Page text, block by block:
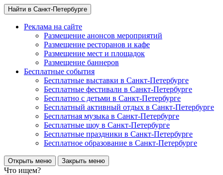
Найти в Санкт-Петербурге
Реклама на сайте
Размещение анонсов мероприятий
Размещение ресторанов и кафе
Размещение мест и площадок
Размещение баннеров
Бесплатные события
Бесплатные выставки в Санкт-Петербурге
Бесплатные фестивали в Санкт-Петербурге
Бесплатно с детьми в Санкт-Петербурге
Бесплатный активный отдых в Санкт-Петербурге
Бесплатная музыка в Санкт-Петербурге
Бесплатные шоу в Санкт-Петербурге
Бесплатные праздники в Санкт-Петербурге
Бесплатное образование в Санкт-Петербурге
Открыть меню Закрыть меню
Что ищем?